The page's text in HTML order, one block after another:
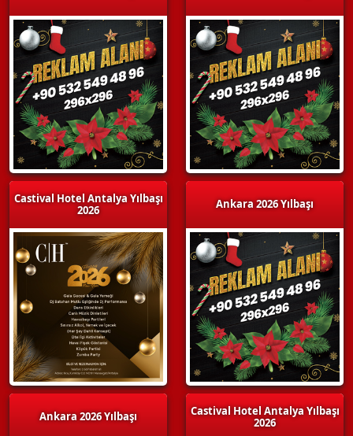
Castival Hotel Antalya Yılbaşı
2026
Ankara 2026 Yılbaşı
Ankara 2026 Yılbaşı
Castival Hotel Antalya Yılbaşı
2026